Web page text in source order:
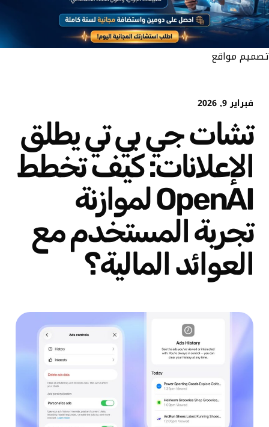
تصميم مواقع
فبراير 9, 2026
تشات جي بي تي يطلق
الإعلانات: كيف تخطط
OpenAI لموازنة
تجربة المستخدم مع
العوائد المالية؟